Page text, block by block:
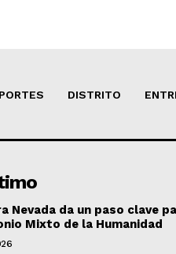
DISTRITO
Nevada da un paso clave
Mixto de la Humanidad